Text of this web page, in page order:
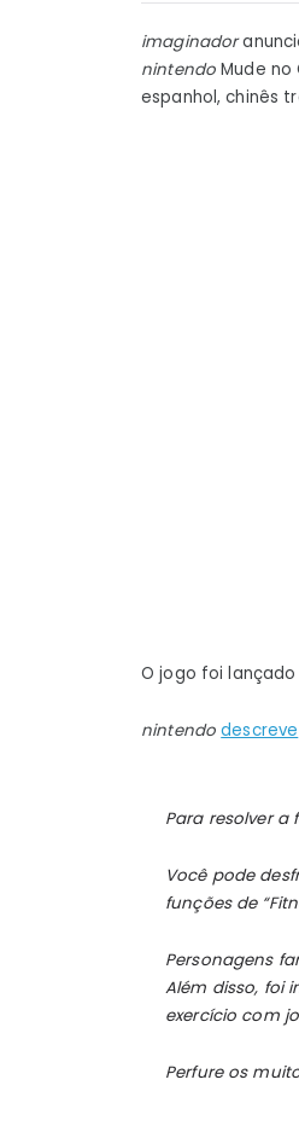
imaginador
nintendo Mude
espanhol, chinês
O jogo foi
nintendo descreve
Para resolver a
Você pode
funções de
Personagens
Além disso, foi
exercício com
Perfure os